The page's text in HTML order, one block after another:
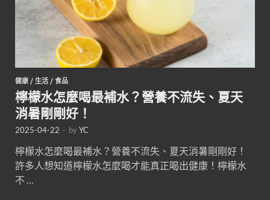
健康 / 生活 / 食品
檸檬水怎麼喝最補水？營養不流失、夏天
消暑剛剛好！
2025-04-22 - byYC
檸檬水怎麼喝最補水？營養不流失、夏天消暑剛剛好！
許多人想知道檸檬水怎麼喝才能真正喝出健康！檸檬水
不 …